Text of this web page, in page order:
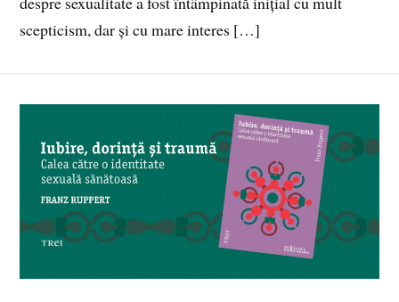
scepticism, dar și cu mare interes […]